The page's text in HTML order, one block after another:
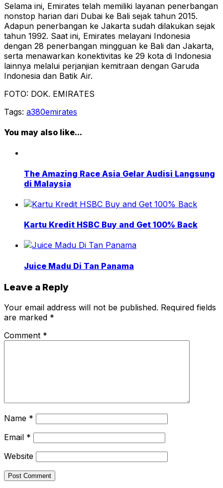
Selama ini, Emirates telah memiliki layanan penerbangan
nonstop harian dari Dubai ke Bali sejak tahun 2015.
Adapun penerbangan ke Jakarta sudah dilakukan sejak
tahun 1992. Saat ini, Emirates melayani Indonesia
dengan 28 penerbangan mingguan ke Bali dan Jakarta,
serta menawarkan konektivitas ke 29 kota di Indonesia
lainnya melalui perjanjian kemitraan dengan Garuda
Indonesia dan Batik Air.
FOTO: DOK. EMIRATES
Tags: a380emirates
You may also like...
The Amazing Race Asia Gelar Audisi Langsung
di Malaysia
Kartu Kredit HSBC Buy and Get 100% Back
Juice Madu Di Tan Panama
Leave a Reply
Your email address will not be published. Required fields
are marked *
Comment *
Name *
Email *
Website